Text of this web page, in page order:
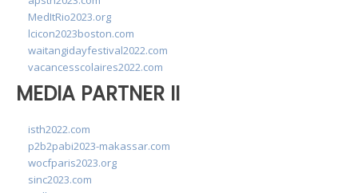
MedItRio2023.org
lcicon2023boston.com
waitangidayfestival2022.com
vacancesscolaires2022.com
MEDIA PARTNER II
isth2022.com
p2b2pabi2023-makassar.com
wocfparis2023.org
sinc2023.com